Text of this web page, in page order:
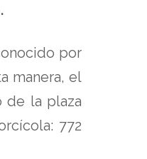
por
manera, el
de la plaza
772